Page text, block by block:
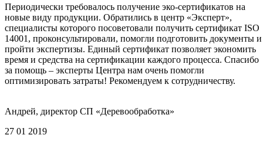
Периодически требовалось получение эко-сертификатов на
новые виду продукции. Обратились в центр «Эксперт»,
специалисты которого посоветовали получить сертификат ISO
14001, проконсультировали, помогли подготовить документы и
пройти экспертизы. Единый сертификат позволяет экономить
время и средства на сертификации каждого процесса. Спасибо
за помощь – эксперты Центра нам очень помогли
оптимизировать затраты! Рекомендуем к сотрудничеству.
Андрей, директор СП «Деревообработка»
27 01 2019